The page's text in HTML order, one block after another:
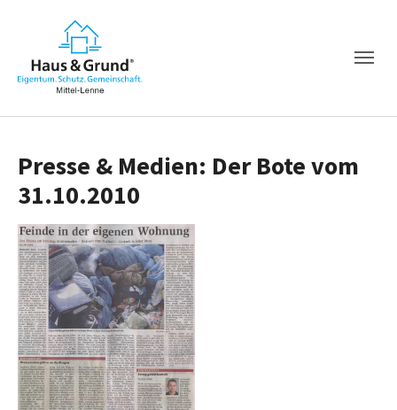
Presse & Medien: Der Bote vom
31.10.2010
Show larger version